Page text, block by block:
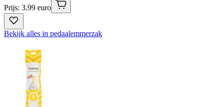
Prijs: 3.99 euro
Bekijk alles in pedaalemmerzak